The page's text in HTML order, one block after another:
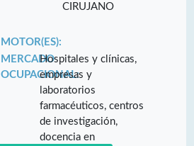
CIRUJANO
MOTOR(ES):
MERCADO
OCUPACIONAL:
Hospitales y clínicas,
empresas y
laboratorios
farmacéuticos, centros
de investigación,
docencia en